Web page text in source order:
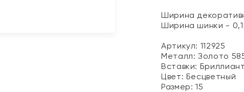
Ширина
Ширина шинки -
Артикул: 112925
Металл:Золото
Вставки: Бриллиант
Цвет: Бесцветный
Размер:15